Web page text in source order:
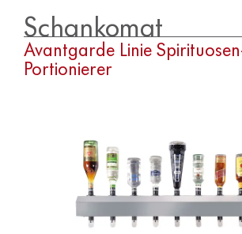
Schankomat
Avantgarde Linie Spirituosen-
Portionierer